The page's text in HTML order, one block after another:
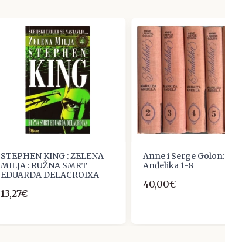
STEPHEN KING : ZELENA
MILJA : RUŽNA SMRT
EDUARDA DELACROIXA
13,27€
Anne i Serge Golon:
Anđelika 1-8
40,00€